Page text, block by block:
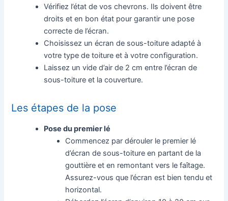
Vérifiez l’état de vos chevrons. Ils doivent être
droits et en bon état pour garantir une pose
correcte de l’écran.
Choisissez un écran de sous-toiture adapté à
votre type de toiture et à votre configuration.
Laissez un vide d’air de 2 cm entre l’écran de
sous-toiture et la couverture.
Les étapes de la pose
Pose du premier lé
Commencez par dérouler le premier lé
d’écran de sous-toiture en partant de la
gouttière et en remontant vers le faîtage.
Assurez-vous que l’écran est bien tendu et
horizontal.